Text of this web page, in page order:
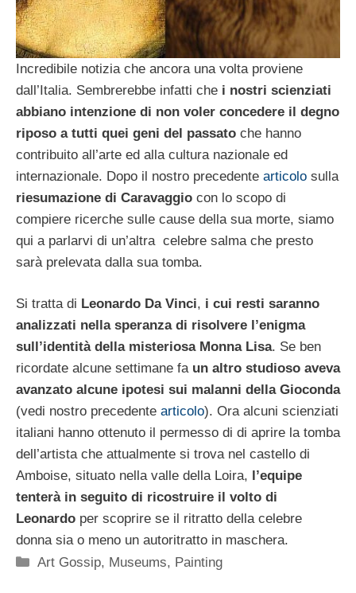
Incredibile notizia che ancora una volta proviene
dall’Italia. Sembrerebbe infatti che i nostri scienziati
abbiano intenzione di non voler concedere il degno
riposo a tutti quei geni del passato che hanno
contribuito all’arte ed alla cultura nazionale ed
internazionale. Dopo il nostro precedente articolo sulla
riesumazione di Caravaggio con lo scopo di
compiere ricerche sulle cause della sua morte, siamo
qui a parlarvi di un’altra celebre salma che presto
sarà prelevata dalla sua tomba.
Si tratta di Leonardo Da Vinci, i cui resti saranno
analizzati nella speranza di risolvere l’enigma
sull’identità della misteriosa Monna Lisa. Se ben
ricordate alcune settimane fa un altro studioso aveva
avanzato alcune ipotesi sui malanni della Gioconda
(vedi nostro precedente articolo). Ora alcuni scienziati
italiani hanno ottenuto il permesso di di aprire la tomba
dell’artista che attualmente si trova nel castello di
Amboise, situato nella valle della Loira,
l’equipe
tenterà in seguito di ricostruire il volto di
Leonardo per scoprire se il ritratto della celebre
donna sia o meno un autoritratto in maschera.
Categorie
Art Gossip, Museums, Painting